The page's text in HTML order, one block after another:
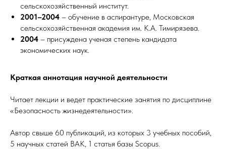
сельскохозяйственный институт.
2001–2004 – обучение в аспирантуре, Московская
сельскохозяйственная академия им. К.А. Тимирязева.
2004 – присуждена ученая степень кандидата
экономических наук.
Краткая аннотация научной деятельности
Читает лекции и ведет практические занятия по дисциплине
«Безопасность жизнедеятельности».
Автор свыше 60 публикаций, из которых 3 учебных пособий,
5 научных статей ВАК, 1 статья базы Scopus.